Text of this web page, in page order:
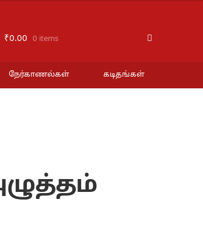
₹0.00 0 items
நேர்காணல்கள் கடிதங்கள்